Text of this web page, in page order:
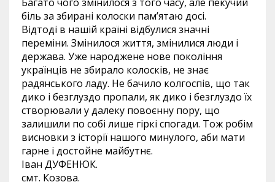
біль за збирані колоски пам’ятаю досі.
Відтоді в нашій країні відбулися значні
переміни. Змінилося життя, змінилися люди і
держава. Уже народжене нове покоління
українців не збирало колосків, не знає
радянського ладу. Не бачило колгоспів, що так
дико і безглуздо пропали, як дико і безглуздо їх
створювали у далеку повоєнну пору, що
залишили по собі лише гіркі спогади. Тож робім
висновки з історії нашого минулого, аби мати
гарне і достойне майбутнє.
Іван ДУФЕНЮК.
смт. Козова.